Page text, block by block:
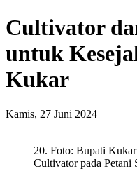
Cultivator
untuk
Kukar
Kamis, 27 Juni 2024
20. Foto: Bupati
Cultivator pada Petani